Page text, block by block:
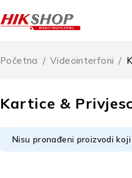
Kartice &
Početna / Videointerfoni /
Nisu pronađeni proizvodi